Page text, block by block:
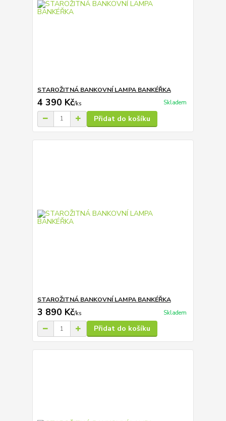
STAROŽITNÁ BANKOVNÍ LAMPA BANKÉŘKA
4 390 Kč/ks Skladem
Přidat do košíku
STAROŽITNÁ BANKOVNÍ LAMPA BANKÉŘKA
3 890 Kč/ks Skladem
Přidat do košíku